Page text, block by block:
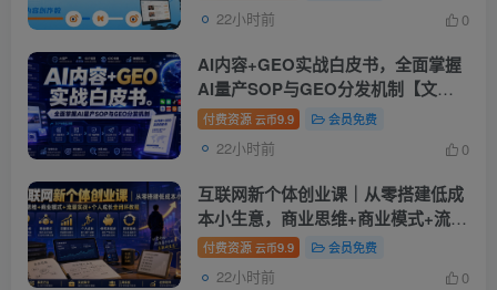
22小时前 0
AI内容+GEO实战白皮书，全面掌握
AI量产SOP与GEO分发机制【文
档】
付费资源 云币9.9 会员免费
22小时前 0
互联网新个体创业课｜从零搭建低成
本小生意，商业思维+商业模式+流量
实战+个人成长全闭环教程
付费资源 云币9.9 会员免费
22小时前 0